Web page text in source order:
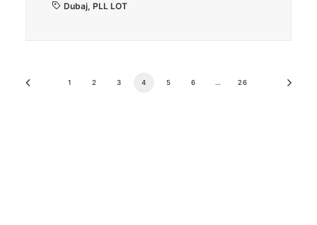
Dubaj, PLL LOT
1 2 3 4 5 6 … 26